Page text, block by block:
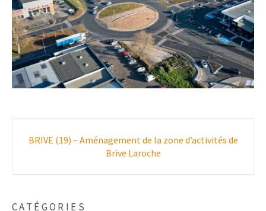
navigation
BRIVE (19) – Aménagement de la zone d’activités de
Brive Laroche
CATÉGORIES